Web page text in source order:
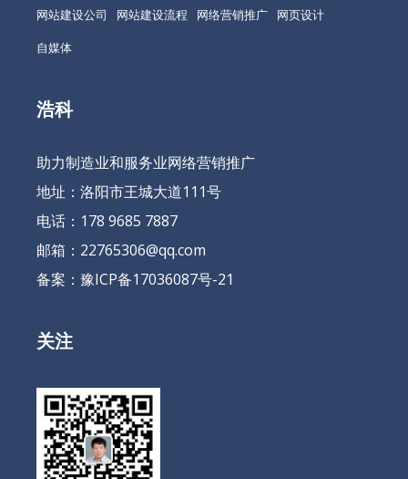
网站建设公司
网站建设流程 网络营销推广
网页设计
自媒体
浩科
助力制造业和服务业网络营销推广
地址：洛阳市王城大道111号
电话：178 9685 7887
邮箱：22765306@qq.com
备案： 豫ICP备17036087号-21
关注